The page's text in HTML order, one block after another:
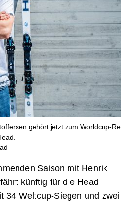
gehört jetzt zum Worldcup-
Saison mit Henrik
künftig für die Head
34 Weltcup-Siegen und zwei